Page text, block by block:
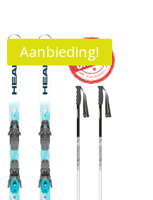
€399.00
Aanbieding!